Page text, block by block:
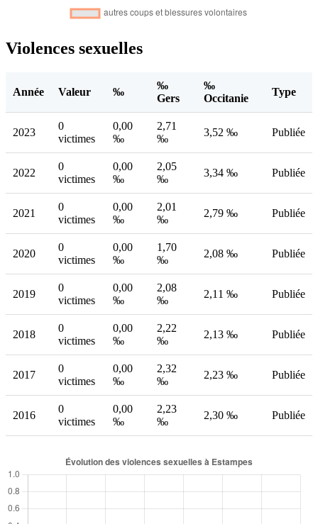
Violences sexuelles
Année Valeur ‰
‰
Gers
‰
Occitanie
Type
2023
0
victimes
0,00
‰
2,71
‰
3,52 ‰ Publiée
2022
0
victimes
0,00
‰
2,05
‰
3,34 ‰ Publiée
2021
0
victimes
0,00
‰
2,01
‰
2,79 ‰ Publiée
2020
0
victimes
0,00
‰
1,70
‰
2,08 ‰ Publiée
2019
0
victimes
0,00
‰
2,08
‰
2,11 ‰ Publiée
2018
0
victimes
0,00
‰
2,22
‰
2,13 ‰ Publiée
2017
0
victimes
0,00
‰
2,32
‰
2,23 ‰ Publiée
2016
0
victimes
0,00
‰
2,23
‰
2,30 ‰ Publiée